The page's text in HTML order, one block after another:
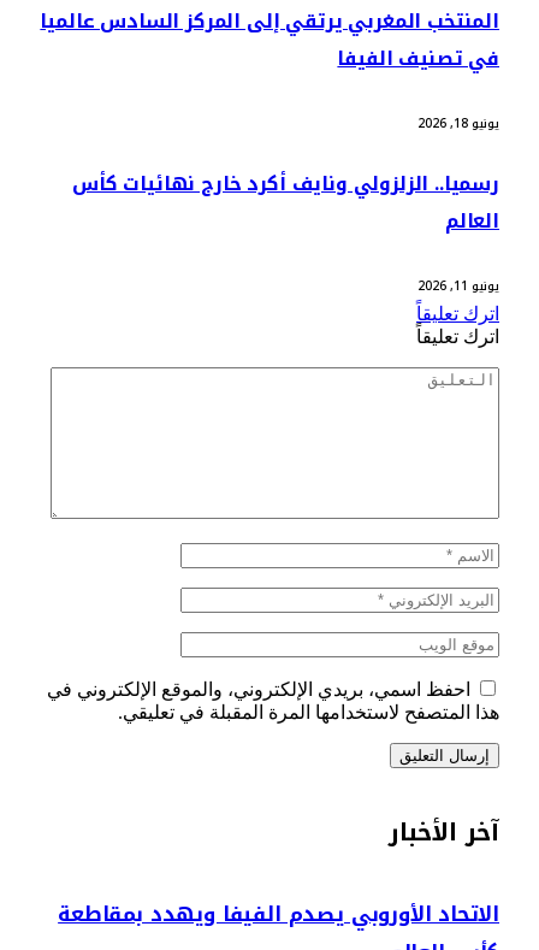
المنتخب المغربي يرتقي إلى المركز السادس عالميا
في تصنيف الفيفا
يونيو 18, 2026
رسميا.. الزلزولي ونايف أكرد خارج نهائيات كأس
العالم
يونيو 11, 2026
اترك تعليقاً
اترك تعليقاً
احفظ اسمي، بريدي الإلكتروني، والموقع الإلكتروني في
هذا المتصفح لاستخدامها المرة المقبلة في تعليقي.
آخر الأخبار
الاتحاد الأوروبي يصدم الفيفا ويهدد بمقاطعة